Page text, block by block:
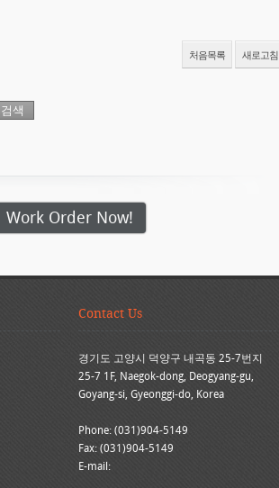
처음목록 새로고침
Work Order Now!
Contact Us
경기도 고양시 덕양구 내곡동 25-7번지
25-7 1F, Naegok-dong, Deogyang-gu,
Goyang-si, Gyeonggi-do, Korea
Phone: (031)904-5149
Fax: (031)904-5149
E-mail: